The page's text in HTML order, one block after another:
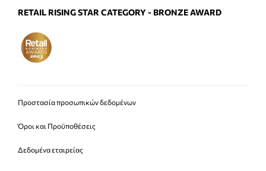
RETAIL RISING STAR CATEGORY - BRONZE AWARD
Προστασία προσωπικών δεδομένων
Όροι και Προϋποθέσεις
Δεδομένα εταιρείας